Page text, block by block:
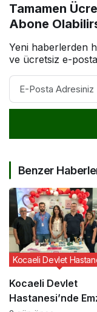
Tamamen
Abone
Yeni haberlerden
ve ücretsiz e-
Benzer
Kocaeli Devlet
Hastanesi’nde
Kocaeli Devlet